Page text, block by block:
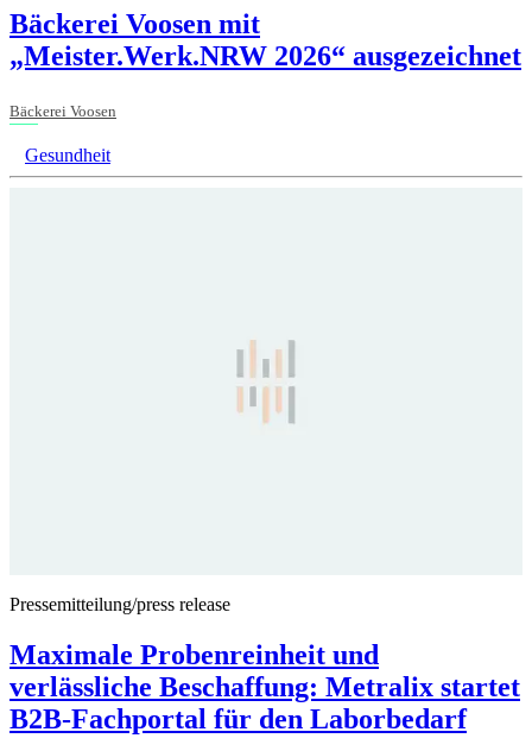
Bäckerei Voosen mit
„Meister.Werk.NRW 2026“ ausgezeichnet
Bäckerei Voosen
Gesundheit
Pressemitteilung/press release
Maximale Probenreinheit und
verlässliche Beschaffung: Metralix startet
B2B-Fachportal für den Laborbedarf